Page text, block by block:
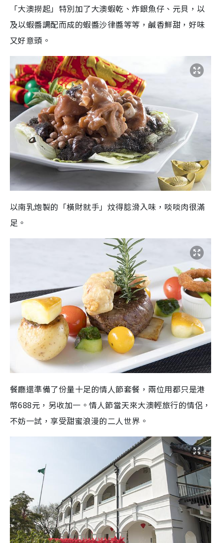
「大澳撈起」特別加了大澳蝦乾、炸銀魚仔、元貝，以
及以蝦醬調配而成的蝦醬沙律醬等等，鹹香鮮甜，好味
又好意頭。
以南乳炮製的「橫財就手」炆得腍滑入味，啖啖肉很滿
足。
餐廳還準備了份量十足的情人節套餐，兩位用都只是港
幣688元，另收加一。情人節當天來大澳輕旅行的情侶，
不妨一試，享受甜蜜浪漫的二人世界。